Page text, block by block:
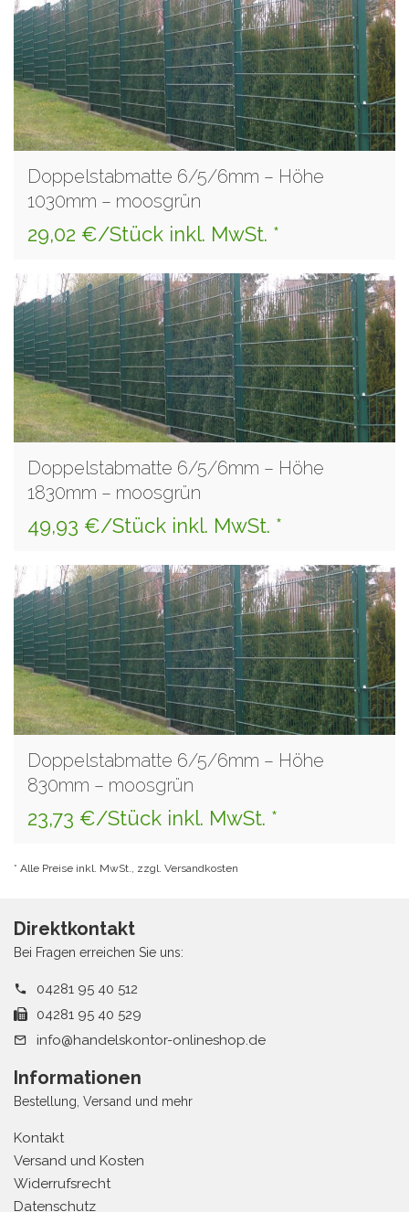
Doppelstabmatte 6/5/6mm – Höhe
1030mm – moosgrün
29,02 €/Stück inkl. MwSt. *
Doppelstabmatte 6/5/6mm – Höhe
1830mm – moosgrün
49,93 €/Stück inkl. MwSt. *
Doppelstabmatte 6/5/6mm – Höhe
830mm – moosgrün
23,73 €/Stück inkl. MwSt. *
* Alle Preise inkl. MwSt., zzgl. Versandkosten
Direktkontakt
Bei Fragen erreichen Sie uns:
04281 95 40 512
04281 95 40 529
info@handelskontor-onlineshop.de
Informationen
Bestellung, Versand und mehr
Kontakt
Versand und Kosten
Widerrufsrecht
Datenschutz